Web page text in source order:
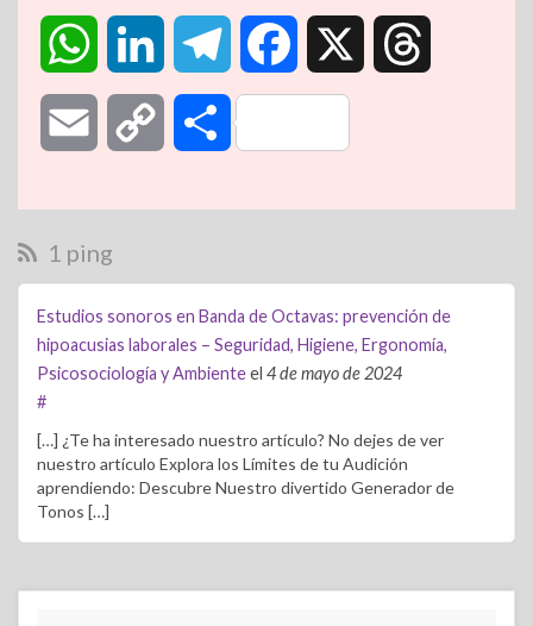
t
s
A
p
p
k
d
I
n
e
e
r
a
m
a
c
e
o
o
k
e
d
l L
n
C
a
t
1 ping
Estudios sonoros en Banda de Octavas: prevención de
hipoacusias laborales – Seguridad, Higiene, Ergonomía,
Psicosociología y Ambienteel 4 de mayo de 2024
#
[…] ¿Te ha interesado nuestro artículo? No dejes de ver
nuestro artículo Explora los Límites de tu Audición
aprendiendo: Descubre Nuestro divertido Generador de
Tonos […]